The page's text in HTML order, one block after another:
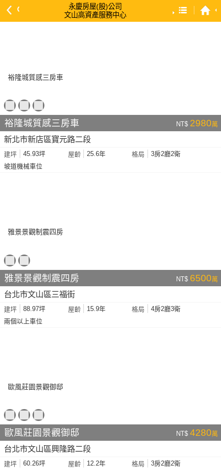
永慶房屋(股)公司
文山高資產服務中心
依建物坪數 大 → 小
依土地坪數 大 → 小
裕隆城質感三房車 NT$ 2980萬
新北市新店區寶元路二段
建坪 45.93坪 屋齡 25.6年 格局
3房2廳2衛
坡道機械車位
雅景景觀制震四房 NT$ 6500萬
台北市文山區三福街
建坪 88.97坪 屋齡 15.9年 格局
4房2廳3衛
兩個以上車位
歐風莊園景觀御邸 NT$ 4280萬
台北市文山區興隆路二段
建坪 60.26坪 屋齡 12.2年 格局
3房2廳2衛